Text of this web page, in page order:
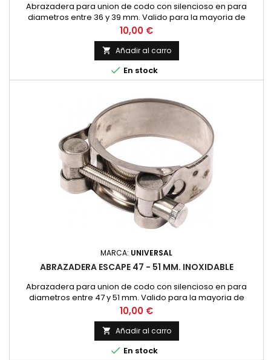
Abrazadera para union de codo con silencioso en para
diametros entre 36 y 39 mm. Valido para la mayoria de
modelos de pequeña cilindrada y 4 tiempos. Fabricada en
acero inoxidable con tornillo hexagonal Precio por unidad.
Precio
10,00 €
 Añadir al carro
 En stock
MARCA: UNIVERSAL
ABRAZADERA ESCAPE 47 - 51 MM. INOXIDABLE
Abrazadera para union de codo con silencioso en para
diametros entre 47 y 51 mm. Valido para la mayoria de
modelos, Montesa Impala 175, OSSA 160, 175 Bultaco Mercurio,
Metralla... Fabricada en acero inoxidable con tornillo
hexagonal Precio por unidad.
Precio
10,00 €
 Añadir al carro
 En stock